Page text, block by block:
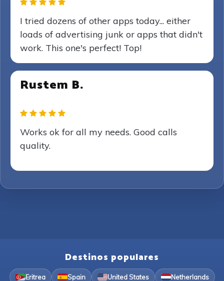
I tried dozens of other apps today... either
loads of advertising junk or apps that didn't
work. This one's perfect! Top!
Rustem B.
Works ok for all my needs. Good calls
quality.
Destinos populares
Eritrea Spain United States Netherlands